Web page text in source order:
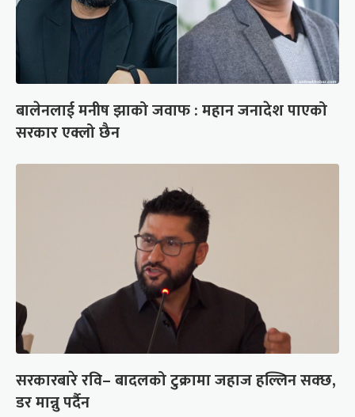
बालेनलाई मनीष झाको जवाफ : महान जनादेश पाएको
सरकार एक्लो छैन
सरकारबारे रवि– बादलको टुक्रामा जहाज हल्लिन सक्छ,
डर मान्नु पर्दैन